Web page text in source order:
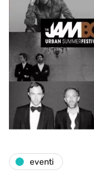
eventi